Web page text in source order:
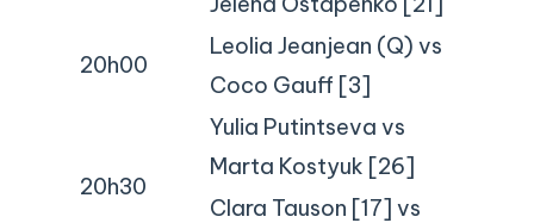
20h00
Leolia Jeanjean (Q) vs
Coco Gauff [3]
20h30
Yulia Putintseva vs
Marta Kostyuk [26]
Clara Tauson [17] vs